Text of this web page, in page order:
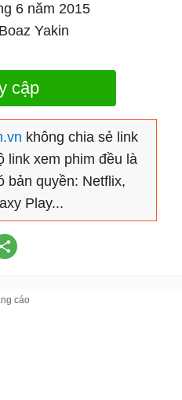
6 năm 2015
Boaz Yakin
cập
không chia sẻ link
link xem phim đều là
bản quyền: Netflix,
Play...